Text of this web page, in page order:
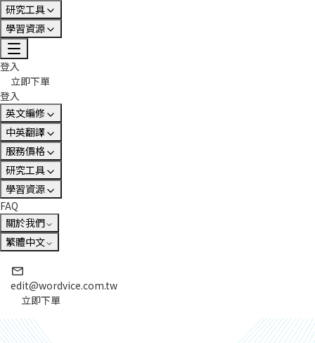
研究工具
學習資源
登入
立即下單
登入
英文編修
中英翻譯
服務價格
研究工具
學習資源
FAQ
關於我們
繁體中文
edit@wordvice.com.tw
立即下單